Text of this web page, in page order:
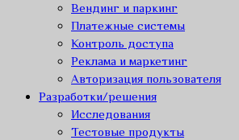
Вендинг и паркинг
Платежные системы
Контроль доступа
Реклама и маркетинг
Авторизация пользователя
Разработки/решения
Исследования
Тестовые продукты